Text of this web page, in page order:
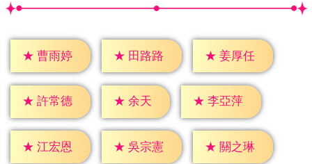
★ 曹雨婷 ★ 田路路 ★ 姜厚任
★ 許常德 ★ 余天 ★ 李亞萍
★ 江宏恩 ★ 吳宗憲 ★ 關之琳